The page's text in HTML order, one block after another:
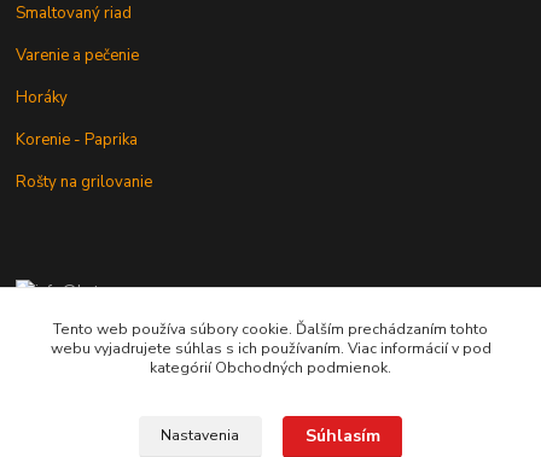
Smaltovaný riad
Varenie a pečenie
Horáky
Korenie - Paprika
Rošty na grilovanie
+421 902 212 007
od 8:00 - do 16:00 hod
Tento web používa súbory cookie. Ďalším prechádzaním tohto
webu vyjadrujete súhlas s ich používaním. Viac informácií v pod
kategórií Obchodných podmienok.
Nastavenia Súhlasím